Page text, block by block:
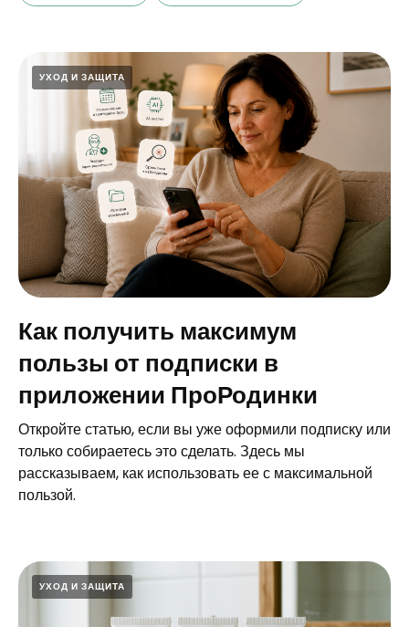
УХОД И ЗАЩИТА
Как получить максимум
пользы от подписки в
приложении ПроРодинки
Откройте статью, если вы уже оформили подписку или
только собираетесь это сделать. Здесь мы
рассказываем, как использовать ее с максимальной
пользой.
УХОД И ЗАЩИТА